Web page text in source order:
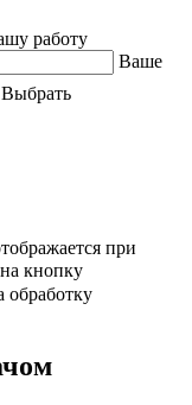
работу
Ваше
Выбрать
при
кнопку
обработку